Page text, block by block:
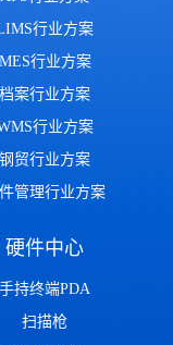
行业方案
MES行业方案
档案行业方案
行业方案
钢贸行业方案
管理行业方案
硬件中心
手持终端PDA
扫描枪